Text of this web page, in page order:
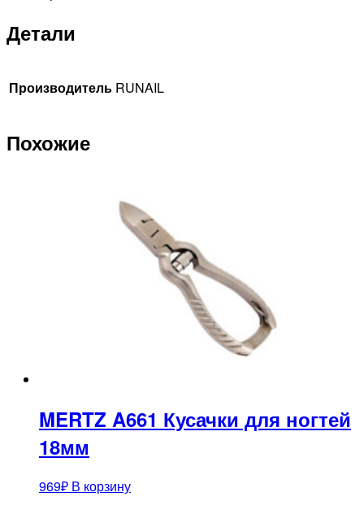
Детали
Производитель RUNAIL
Похожие
MERTZ A661 Кусачки для ногтей
18мм
969₽ В корзину